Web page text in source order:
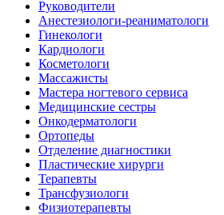
Руководители
Анестезиологи-реаниматологи
Гинекологи
Кардиологи
Косметологи
Массажисты
Мастера ногтевого сервиса
Медицинские сестры
Онкодерматологи
Ортопеды
Отделение диагностики
Пластические хирурги
Терапевты
Трансфузиологи
Физиотерапевты